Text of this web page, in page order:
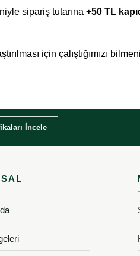
sipariş tutarına +50 TL
için çalıştığımızı
İncele